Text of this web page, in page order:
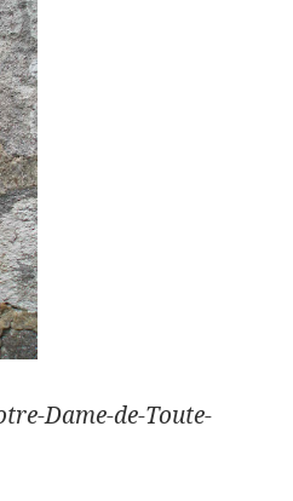
Dame-de-Toute-